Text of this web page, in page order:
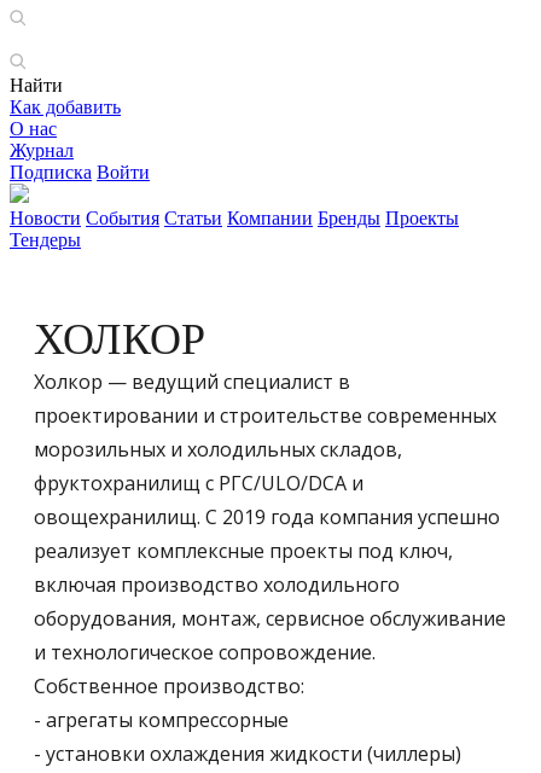
Найти
Как добавить
О нас
Журнал
Подписка Войти
Новости События Статьи Компании Бренды Проекты
Тендеры
ХОЛКОР
Холкор — ведущий специалист в
проектировании и строительстве современных
морозильных и холодильных складов,
фруктохранилищ с РГС/ULO/DCA и
овощехранилищ. С 2019 года компания успешно
реализует комплексные проекты под ключ,
включая производство холодильного
оборудования, монтаж, сервисное обслуживание
и технологическое сопровождение.
Собственное производство:
- агрегаты компрессорные
- установки охлаждения жидкости (чиллеры)